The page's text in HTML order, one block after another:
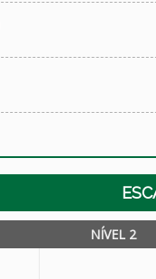
NÍVEL 2